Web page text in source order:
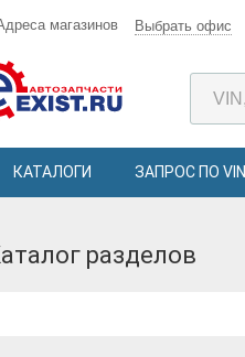
магазинов Выбрать офис
КАТАЛОГИ ЗАПРОС ПО VIN
разделов